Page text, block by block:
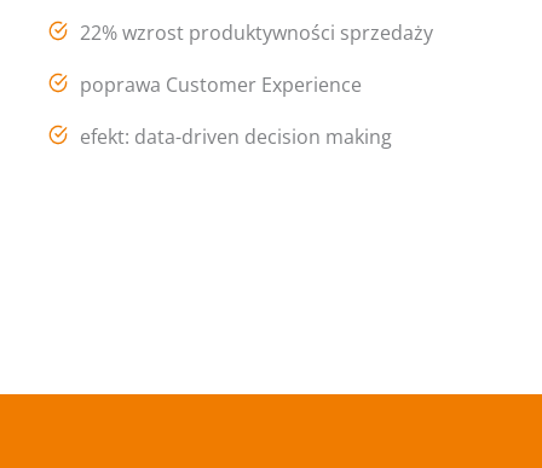
22% wzrost produktywności sprzedaży
poprawa Customer Experience
efekt: data-driven decision making